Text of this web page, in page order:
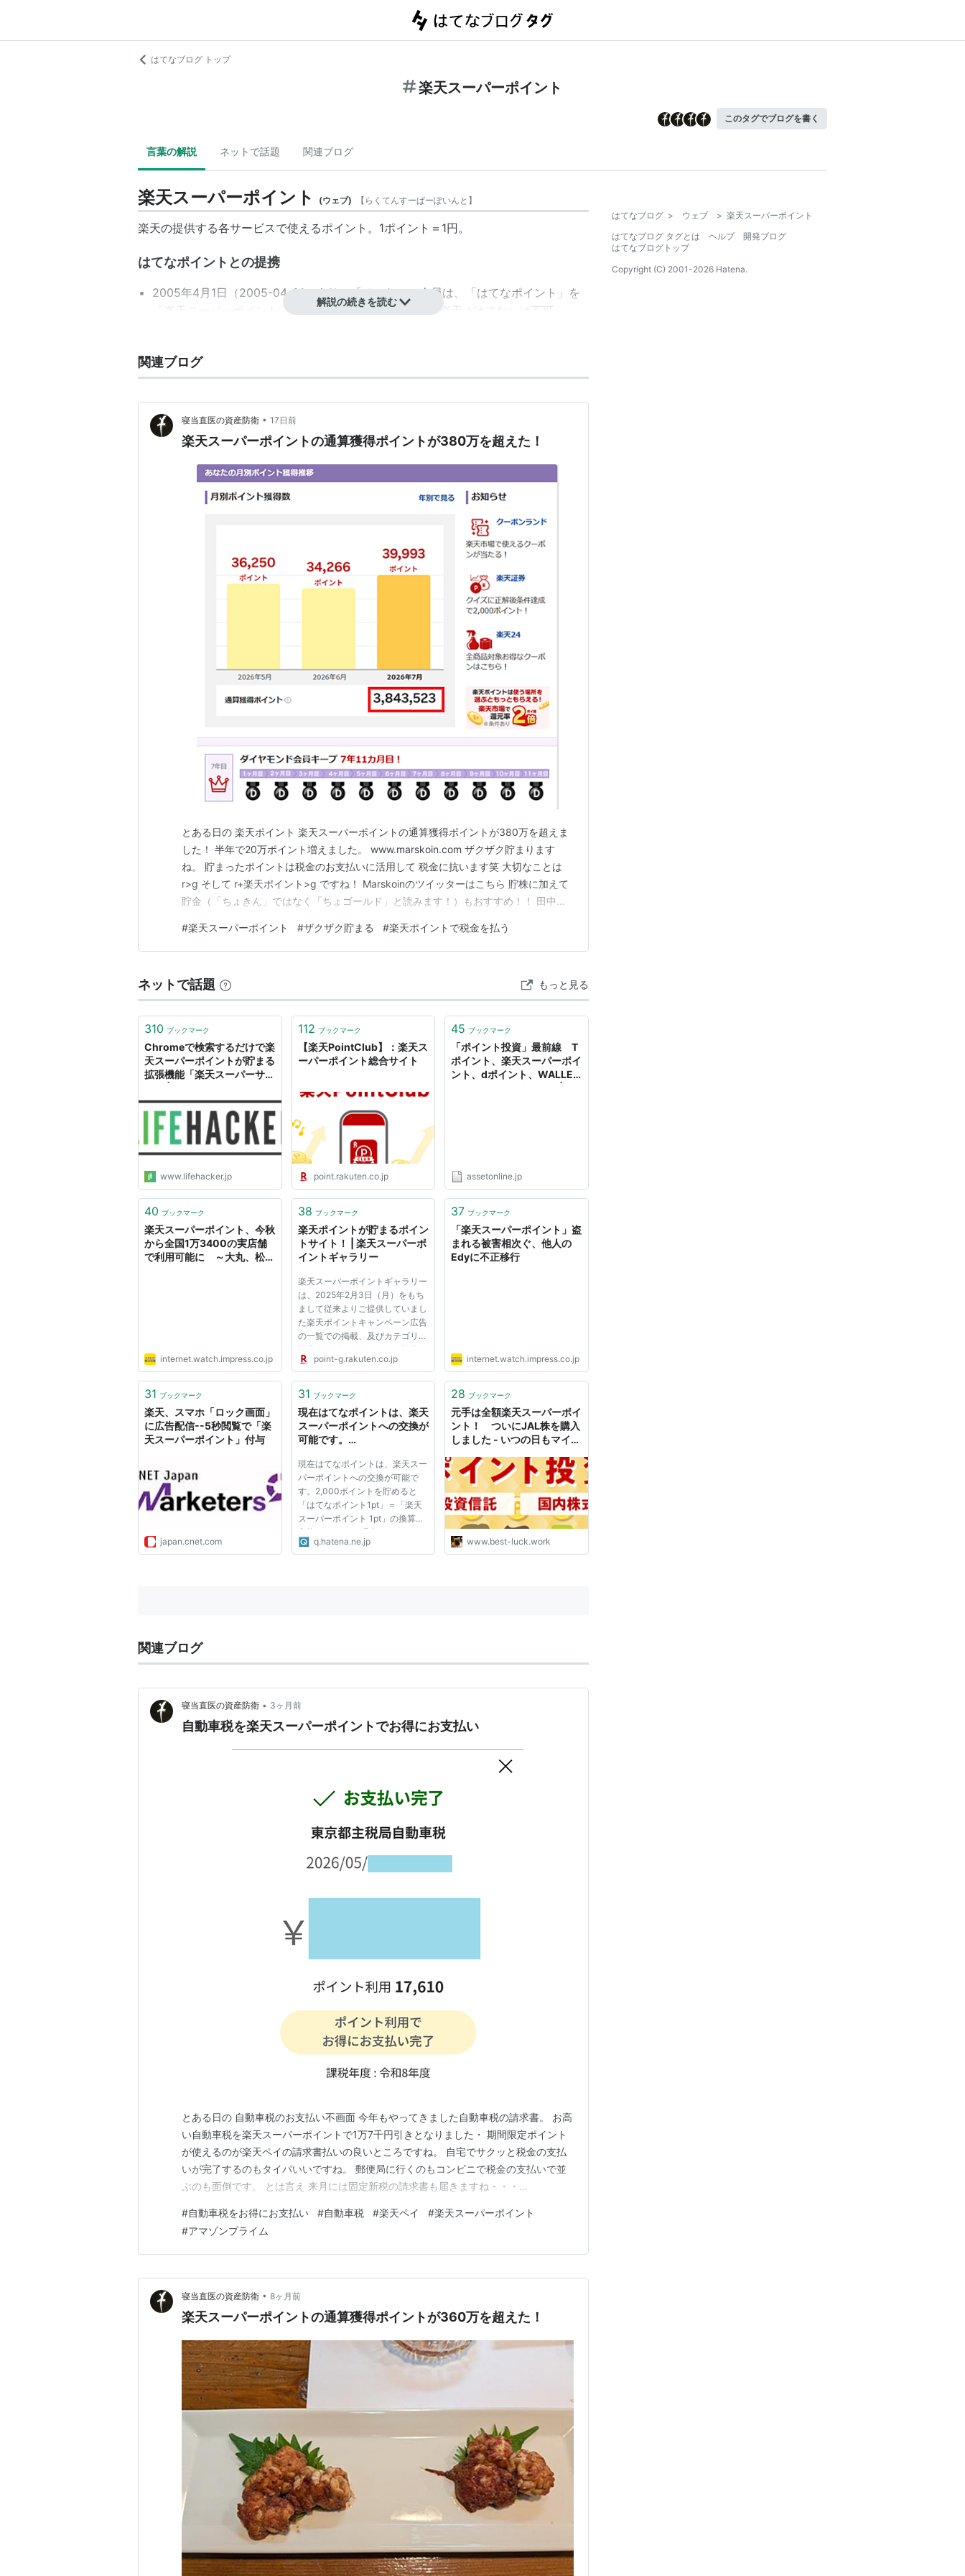
はてなブログ トップ
楽天スーパーポイント
このタグでブログを書く
言葉の解説 ネットで話題 関連ブログ
楽天スーパーポイント (ウェブ) 【 らくてんすーぱーぽいんと 】
楽天の提供する各サービスで使えるポイント。1ポイント＝1円。
はてなポイントとの提携
2005年4月1日（2005-04-01）より、「はてな」の会員は、「はてなポイント」を
「楽天スーパーポイント」へ移行することが可能。逆（楽天→はてな）は不可。
交換方法◆
なお、はてなポイントを楽天スーパーポイントへの移行のサービスは2010年8月31日で
終了した。
楽天スーパーポイント騒動
2006年正月、メルマガ購読やANAマイレージクラブ連携など複数のキャンペーンを展
開。すべてを適用すると約2500ポイントが入手できた。これが２ちゃんねるなどで格
好の儲け話として話題となり、数百〜数千という複数IDを登録した上でポイントを多重
1月9日に楽天はキャンペーンを中止し、配布したポイントの取り消しと購入した商品の
代金の請求を行うとユーザーに通達した。楽天の利用規約では、複数IDを取得すること
自体は禁止されていないが、その複数IDを使って大量のポイントを獲得・使用する行為
は不正であると定められていたからである。翌10日には、加入店舗に対し、当該キャン
楽天の以上のような対応に対して、注文をキャンセルされたり代金を請求された一部顧
客の中には「新手のワンクリック詐欺」と非難するものもいた。
ちなみに、売買契約はユーザーが各店舗と行い、後日、楽天から店舗にポイント分の代
金が振り込まれる仕組みとなっており、ポイント制度については店舗側には何ら責任は
存在せず、楽天本体とユーザーの間の問題となる。
楽天スーパーポイント利用規約より抜粋
第４条（ポイントの合算および複数登録の禁止）
会員は、保有するポイントを他の会員に譲渡または質入れしたり、会員間でポイント
を共有したりすることはできません。
一人の会員が複数の会員登録をしている場合、会員はそれぞれの会員登録において保
有するポイントを合算することはできません。
イントの付与を取り消すことが適当と判断する事由があった場合、当社は、対象取引
当社が会員が次の各号のいずれかに該当すると判断した場合、当社は会員に事前に通
知することなく、会員が保有するポイントの一部または全部を取り消すことができま
す。
（1） 違法または不正行為があった場合
（2） 本規約、会員規約、その他当社が定める規約・ルール等に違反があった場合
（3） その他当社が会員に付与されたポイントを取り消すことが適当と判断した場合
会員が当社が定める期間を超えて当該対象取引を行わなかった場合、ポイントは自動
的に消滅します。
当社は、取消または消滅したポイントについて何らの補償も行わず、一切の責任を負
いません。
第９条（ポイント利用後のポイントの取り消し）
会員がポイントを第６条による決済に利用した後に、第5条第1項または第2項により
ポイントが取り消された場合は、当該決済の対象となる取引（以下「ポイント利用取
引」という）が取消または保留されることがあります。会員は、ポイント利用取引が
実行済みである場合または実行しようとする場合には、ポイント取消による不足額
を、ただちに現金または当社の指定する支払方法にて当社に支払うものとします。
会員がポイントを第７条による特典の交換に利用した後に、前項のポイントの取り消
しがあった場合は、特典の申込は取り消されます。会員は、すでに特典を受領してい
る場合には、ただちに当社に対し特典の返還または特典に相当する金額の支払いを行
うものとします。
5-2-(3) 当社が会員が次の各号のいずれかに該当すると判断した場合、当社
は会員に事前に通知することなく、会員が保有するポイントの一部または全
部を取り消すことができます。
その他当社が会員に付与されたポイントを取り消すことが適当と判断した場
9-2 すでに特典を受領している場合には、ただちに当社に対し特典の返還ま
解説の続きを読む
関連ブログ
寝当直医の資産防衛 • 17日前
楽天スーパーポイントの通算獲得ポイントが380万を超えた！
とある日の 楽天ポイント 楽天スーパーポイントの通算獲得ポイントが380万を超えま
した！ 半年で20万ポイント増えました。 www.marskoin.com ザクザク貯まります
ね。 貯まったポイントは税金のお支払いに活用して 税金に抗います笑 大切なことは
r>g そして r+楽天ポイント>g ですね！ Marskoinのツイッターはこちら 貯株に加えて
貯金（「ちょきん」ではなく「ちょゴールド」と読みます！）もおすすめ！！ 田中貴
QUOカード1,000円分がもらえます。 ▼紹介コードF711374833 ▼ご紹介専用「…
#楽天スーパーポイント #ザクザク貯まる #楽天ポイントで税金を払う
ネットで話題 もっと見る
310 ブックマーク
Chromeで検索するだけで楽
天スーパーポイントが貯まる
拡張機能「楽天スーパーサー
パン
www.lifehacker.jp
112 ブックマーク
【楽天PointClub】：楽天ス
ーパーポイント総合サイト
point.rakuten.co.jp
45 ブックマーク
「ポイント投資」最前線 T
ポイント、楽天スーパーポイ
ント、dポイント、WALLET
assetonline.jp
40 ブックマーク
楽天スーパーポイント、今秋
から全国1万3400の実店舗
で利用可能に ～大丸、松坂
internet.watch.impress.co.jp
38 ブックマーク
楽天ポイントが貯まるポイン
トサイト！ | 楽天スーパーポ
イントギャラリー
楽天スーパーポイントギャラリー
は、2025年2月3日（月）をもち
まして従来よりご提供していまし
た楽天ポイントキャンペーン広告
の一覧での掲載、及びカテゴリー
検索サービス、キーワード検索サ
ービスを終了いたします。 な
情報については、「楽天
ル」／「特...
point-g.rakuten.co.jp
37 ブックマーク
「楽天スーパーポイント」盗
まれる被害相次ぐ、他人の
Edyに不正移行
internet.watch.impress.co.jp
31 ブックマーク
楽天、スマホ「ロック画面」
に広告配信--5秒閲覧で「楽
天スーパーポイント」付与
japan.cnet.com
31 ブックマーク
現在はてなポイントは、楽天
スーパーポイントへの交換が
可能です。…
現在はてなポイントは、楽天スー
パーポイントへの交換が可能で
す。2,000ポイントを貯めると
「はてなポイント1pt」＝「楽天
スーパーポイント 1pt」の換算で
交換できます。 現在はてなで
は、このポイント交換に関しまし
q.hatena.ne.jp
28 ブックマーク
元手は全額楽天スーパーポイ
ント！ ついにJAL株を購入
しました - いつの日もマイ
www.best-luck.work
関連ブログ
寝当直医の資産防衛 • 3ヶ月前
自動車税を楽天スーパーポイントでお得にお支払い
とある日の 自動車税のお支払い不画面 今年もやってきました自動車税の請求書。 お高
い自動車税を楽天スーパーポイントで1万7千円引きとなりました・ 期間限定ポイント
が使えるのが楽天ペイの請求書払いの良いところですね。 自宅でサクッと税金の支払
いが完了するのもタイパいいですね。 郵便局に行くのもコンビニで税金の支払いで並
ぶのも面倒です。 とは言え 来月には固定新税の請求書も届きますね・・・
あります。 5900円の年会費に対して配送やポイントでお得になった額は3391円で
す。 楽天での買い物が多いためでも…
#自動車税をお得にお支払い #自動車税 #楽天ペイ #楽天スーパーポイント
#アマゾンプライム
寝当直医の資産防衛 • 8ヶ月前
楽天スーパーポイントの通算獲得ポイントが360万を超えた！
はてなブログ > ウェブ > 楽天スーパーポイント
はてなブログ タグとは
ヘルプ
開発ブログ
はてなブログトップ
Copyright (C) 2001-2026 Hatena.